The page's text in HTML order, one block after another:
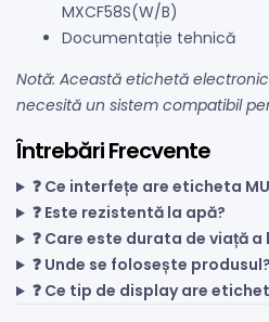
MXCF58S(W/B)
Documentație tehnică
Notă: Această etichetă
necesită un sistem compatibil
Întrebări Frecvente
❓ Ce interfețe are eticheta
❓ Este rezistentă la apă?
❓ Care este durata de viață
❓ Unde se folosește produsul?
❓ Ce tip de display are